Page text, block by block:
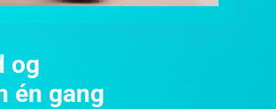
og
én gang